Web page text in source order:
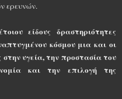
ερευνών.
είδους δραστηριότητες
κόσμου μια και οι
υγεία, την προστασία του
και την επιλογή της